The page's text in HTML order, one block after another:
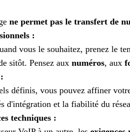
ne permet pas le transfert de
:
vous le souhaitez, prenez le
sitôt. Pensez aux numéros, aux
définis, vous pouvez affiner
d'intégration et la fiabilité du
techniques :